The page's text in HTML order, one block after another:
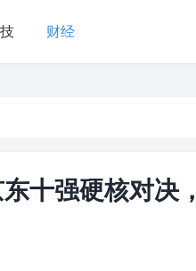
财经
十强硬核对决